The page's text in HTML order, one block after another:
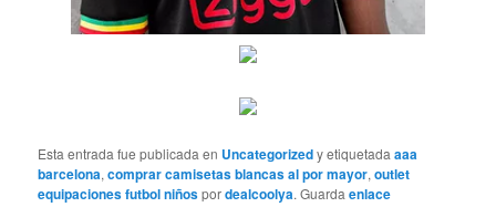
Esta entrada fue publicada en Uncategorizedy etiquetadaaaa
barcelona,comprar camisetas blancas al por mayor,outlet
equipaciones futbol niñospordealcoolya. Guardaenlace